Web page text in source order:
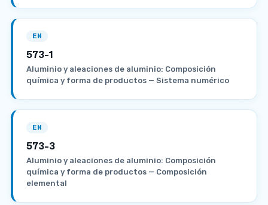
EN
573-1
Aluminio y aleaciones de aluminio: Composición
química y forma de productos — Sistema numérico
EN
573-3
Aluminio y aleaciones de aluminio: Composición
química y forma de productos — Composición
elemental